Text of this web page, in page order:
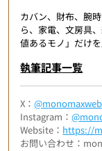
カバン、財布、腕
ら、家電、文房具
値あるモノ」だけ
執筆記事一覧
X：@monomaxweb
Instagram：
Website： https://
お問い合わせ：